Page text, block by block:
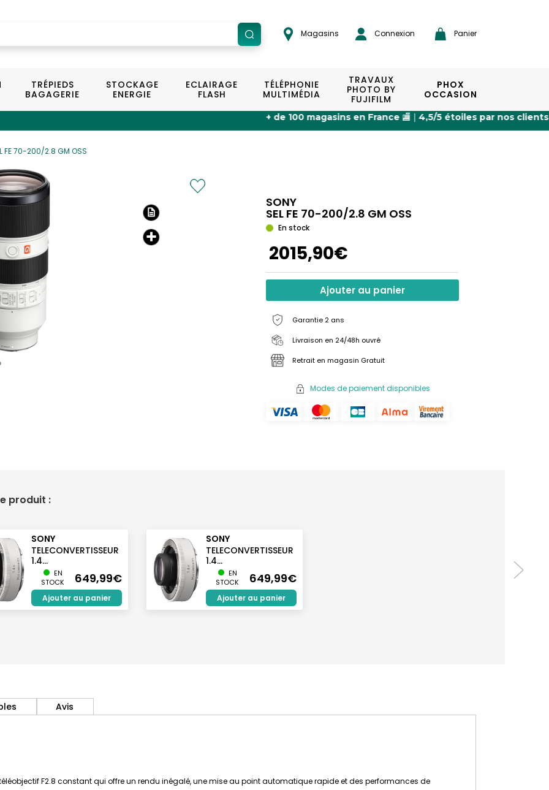
Magasins Connexion Panier
TRÉPIEDS
BAGAGERIE
STOCKAGE
ENERGIE
ECLAIRAGE
FLASH
TÉLÉPHONIE
MULTIMÉDIA
TRAVAUX
PHOTO BY
FUJIFILM
PHOX
OCCASION
+ de 100 magasins en France🏬 |4,5/5 étoiles par nos clients⭐ |Expédition
FE 70-200/2.8 GM OSS
SONY
SEL FE 70-200/2.8 GM OSS
En stock
2015,90€
Ajouter au panier
Garantie 2 ans
Livraison en 24/48h ouvré
Retrait en magasin Gratuit
Modes de paiement disponibles
produit :
SONY
TELECONVERTISSEUR
1.4...
649,99€
EN
STOCK
Ajouter au panier
SONY
TELECONVERTISSEUR
1.4...
649,99€
EN
STOCK
Ajouter au panier
Avis
F2.8 constant qui offre un rendu inégalé, une mise au point automatique rapide et des performances de